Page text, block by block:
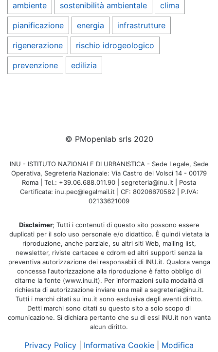
ambiente sostenibilità ambientale clima
pianificazione energia infrastrutture
rigenerazione rischio idrogeologico
prevenzione edilizia
© PMopenlab srls 2020
INU - ISTITUTO NAZIONALE DI URBANISTICA - Sede Legale, Sede
Operativa, Segreteria Nazionale: Via Castro dei Volsci 14 - 00179
Roma | Tel.: +39.06.688.011.90 | segreteria@inu.it | Posta
Certificata: inu.pec@legalmail.it | CF: 80206670582 | P.IVA:
02133621009
Disclaimer; Tutti i contenuti di questo sito possono essere
duplicati per il solo uso personale e/o didattico. È quindi vietata la
riproduzione, anche parziale, su altri siti Web, mailing list,
newsletter, riviste cartacee e cdrom ed altri supporti senza la
preventiva autorizzazione dei responsabili di INU.it. Qualora venga
concessa l'autorizzazione alla riproduzione è fatto obbligo di
citarne la fonte (www.inu.it). Per informazioni sulla modalità di
richiesta di autorizzazione inviare una mail a segreteria@inu.it.
Tutti i marchi citati su inu.it sono esclusiva degli aventi diritto.
Detti marchi sono citati su questo sito a solo scopo di
comunicazione. Si dichiara pertanto che su di essi INU.it non vanta
alcun diritto.
Privacy Policy Informativa Cookie Modifica